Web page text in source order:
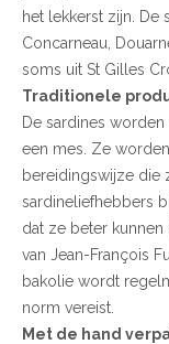
het lekkerst zijn. De
Concarneau,
soms uit St Gilles
Traditionele
De sardines
een mes. Ze
bereidingswijze die
sardineliefhebbers
dat ze beter
van Jean-François
bakolie wordt
norm vereist.
Met de hand